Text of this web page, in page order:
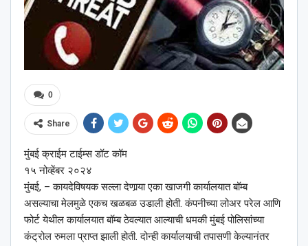
0
Share
मुंबई क्राईम टाईम्स डॉट कॉम
१५ नोव्हेंबर २०२४
मुंबई, – कायदेविषयक सल्ला देणार्‍या एका खाजगी कार्यालयात बॉम्ब
असल्याचा मेलमुळे एकच खळबळ उडाली होती. कंपनीच्या लोअर परेल आणि
फोर्ट येथील कार्यालयात बॉम्ब ठेवल्यात आल्याची धमकी मुंबई पोलिसांच्या
कंट्रोल रुमला प्राप्त झाली होती. दोन्ही कार्यालयाची तपासणी केल्यानंतर